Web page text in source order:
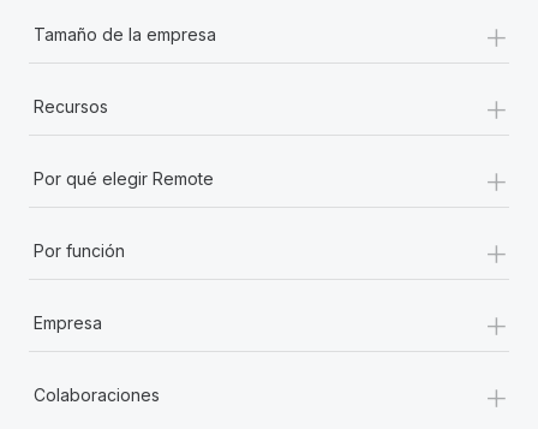
Tamaño de la empresa +
Recursos +
Por qué elegir Remote +
Por función +
Empresa +
Colaboraciones +